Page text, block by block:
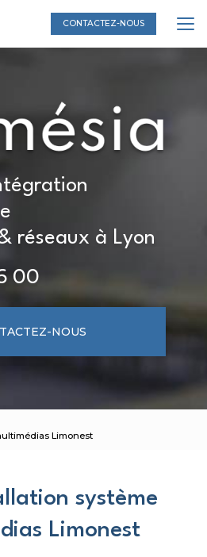
CONTACTEZ-NOUS
réseaux à Lyon
00
NOUS
Limonest
système
Limonest